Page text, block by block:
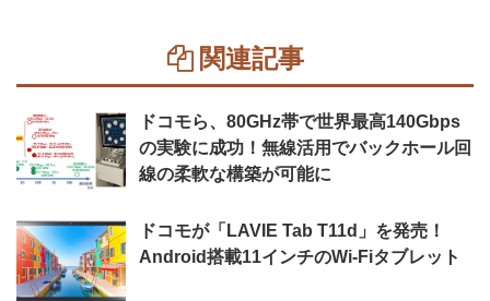
関連記事
ドコモら、80GHz帯で世界最高140Gbps
の実験に成功！無線活用でバックホール回
線の柔軟な構築が可能に
ドコモが「LAVIE Tab T11d」を発売！
Android搭載11インチのWi-Fiタブレット